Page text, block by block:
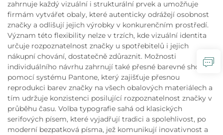
zahrnuje každý vizuální i strukturální prvek a umožňuje
firmám vytvářet obaly, které autenticky odrážejí osobnost
značky a odlišují jejich výrobky v konkurenčním prostředí.
Význam této flexibility nelze v trzích, kde vizuální identita
určuje rozpoznatelnost značky u spotřebitelů i jejich
nákupní chování, dostatečně zdůraznit. Možnosti
individuálního návrhu zahrnují také přesné barevné shody
pomocí systému Pantone, který zajišťuje přesnou
reprodukci barev značky na všech obalových materiálech a
tím udržuje konzistenci posilující rozpoznatelnost značky v
průběhu času. Volba typografie sahá od klasických
serifových písem, které vyjadřují tradici a spolehlivost, po
moderní bezpatková písma, jež komunikují inovativnost a